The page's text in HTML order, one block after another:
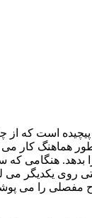
است که از
هماهنگ کار می
هنگامی که
روی یکدیگر می
را می